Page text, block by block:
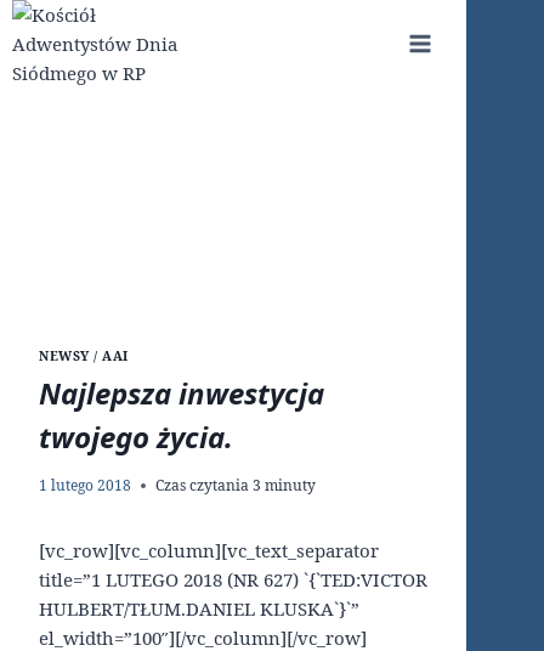
Przejdź
do
treści
NEWSY / AAI
Najlepsza inwestycja
twojego życia.
1 lutego 2018 Czas czytania3 minuty
[vc_row][vc_column][vc_text_separator
title=”1 LUTEGO 2018 (NR 627) `{`TED:VICTOR
HULBERT/TŁUM.DANIEL KLUSKA`}`”
el_width=”100″][/vc_column][/vc_row]